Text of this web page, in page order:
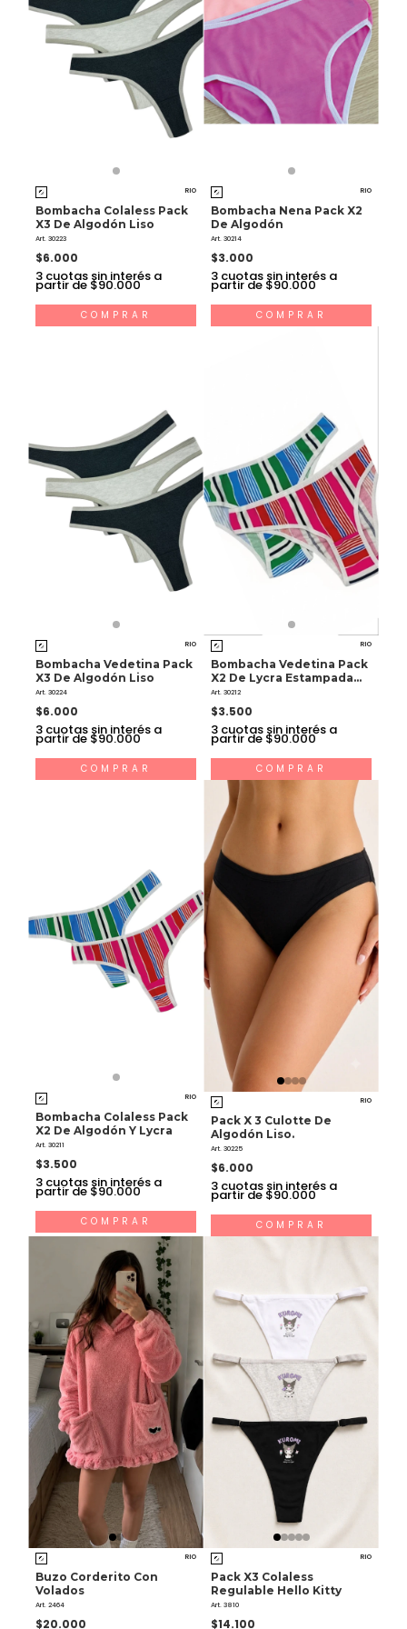
RIO
Bombacha Colaless Pack
X3 De Algodón Liso
Art. 30223
$6.000
3 cuotas sin interés a
partir de $90.000
COMPRAR
RIO
Bombacha Nena Pack X2
De Algodón
Art. 30214
$3.000
3 cuotas sin interés a
partir de $90.000
COMPRAR
RIO
Bombacha Vedetina Pack
X3 De Algodón Liso
Art. 30224
$6.000
3 cuotas sin interés a
partir de $90.000
COMPRAR
RIO
Bombacha Vedetina Pack
X2 De Lycra Estampada
Surtida
Art. 30212
$3.500
3 cuotas sin interés a
partir de $90.000
COMPRAR
RIO
Bombacha Colaless Pack
X2 De Algodón Y Lycra
Art. 30211
$3.500
3 cuotas sin interés a
partir de $90.000
COMPRAR
RIO
Pack X 3 Culotte De
Algodón Liso.
Art. 30225
$6.000
3 cuotas sin interés a
partir de $90.000
COMPRAR
RIO
Buzo Corderito Con
Volados
Art. 2464
$20.000
RIO
Pack X3 Colaless
Regulable Hello Kitty
Art. 3810
$14.100